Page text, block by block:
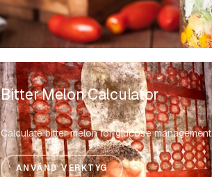
Bitter Melon Calculator
Calculate bitter melon for glucose management
ANVÄND VERKTYG